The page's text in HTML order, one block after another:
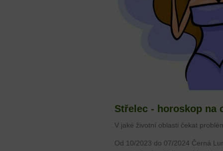
Střelec - horoskop na
V jaké životní oblasti čekat
Od 10/2023 do 07/2024 Černá